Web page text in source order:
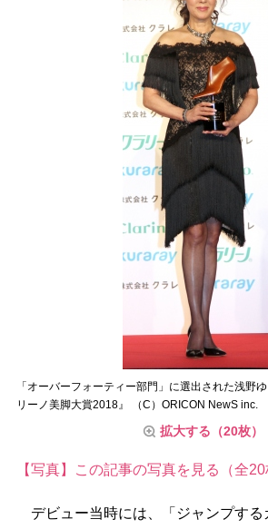
「オーバーフォーティー部門」に選出された浅野
リーノ美脚大賞2018』 （C）ORICON NewS inc.
拡大する（20枚）
【写真】この記事の写真を見る（全20
デビュー当時には、「ジャンプする